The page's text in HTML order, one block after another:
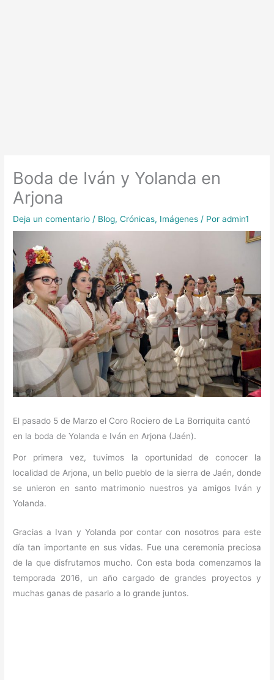
Boda de Iván y Yolanda en
Arjona
Deja un comentario / Blog,Crónicas, Imágenes / Poradmin1
El pasado 5 de Marzo el Coro Rociero de La Borriquita cantó
en la boda de Yolanda e Iván en Arjona (Jaén).
Por primera vez, tuvimos la oportunidad de conocer la
localidad de Arjona, un bello pueblo de la sierra de Jaén, donde
se unieron en santo matrimonio nuestros ya amigos Iván y
Yolanda.
Gracias a Ivan y Yolanda por contar con nosotros para este
día tan importante en sus vidas. Fue una ceremonia preciosa
de la que disfrutamos mucho. Con esta boda comenzamos la
temporada 2016, un año cargado de grandes proyectos y
muchas ganas de pasarlo a lo grande juntos.